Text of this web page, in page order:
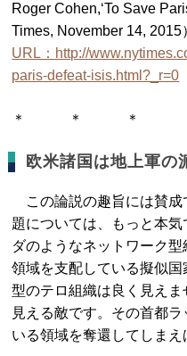
Roger Cohen,‘To Save
Times, November 14, 2015
URL：http://
paris-defeat-isis.html?_r=0
＊ ＊ ＊
欧米諸国は地上軍の
この論説の趣旨には賛成
題については、もっと本
ダのようなネットワーク
領域を支配している擬似
型のテロ組織は良く見えま
見える敵です。その首都
いる領域を奪還してしまえ